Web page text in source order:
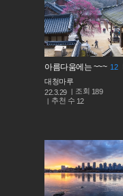
아름다움에는 ~~~ 12
대청마루
22.3.29
조회 189
추천 수 12